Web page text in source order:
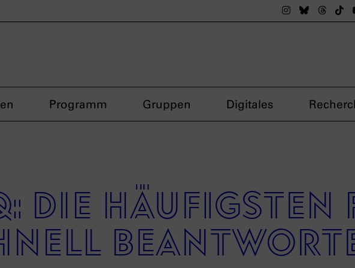
Das nsdoku
DasDas
Programm Gruppen Digitales
Die häufigsten